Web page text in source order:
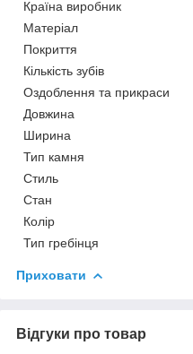
Країна виробник
Матеріал
Покриття
Кількість зубів
Оздоблення та прикраси
Довжина
Ширина
Тип камня
Стиль
Стан
Колір
Тип гребінця
Приховати
Відгуки про товар